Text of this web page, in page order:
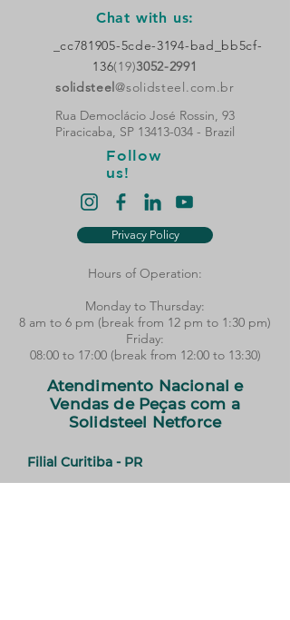
Chat with us:
_cc781905-5cde-3194-bad_bb5cf-
136(19)3052-2991
solidsteel@solidsteel.com.br
Rua Democlácio José Rossin, 93
Piracicaba, SP 13413-034 - Brazil
Follow
us!
Privacy Policy
Hours of Operation:
Monday to Thursday:
8 am to 6 pm (break from 12 pm to 1:30 pm)​
Friday:
08:00 to 17:00 (break from 12:00 to 13:30)
Atendimento Nacional e
Vendas de Peças com a
Solidsteel Netforce
Filial Curitiba - PR